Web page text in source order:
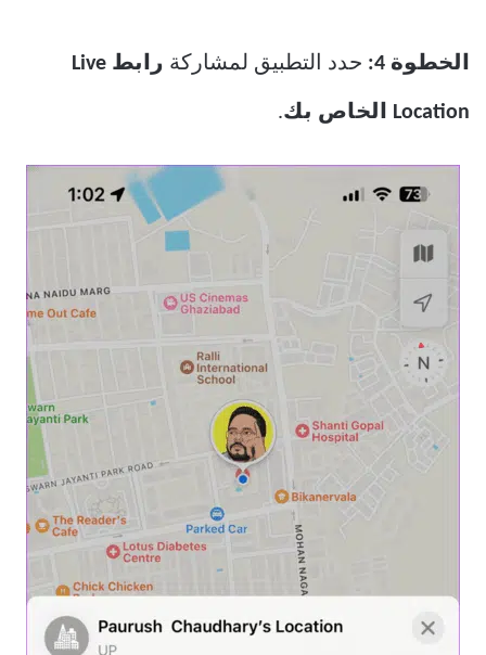
الخطوة 4: حدد التطبيق لمشاركة رابط Live
Location الخاص بك .